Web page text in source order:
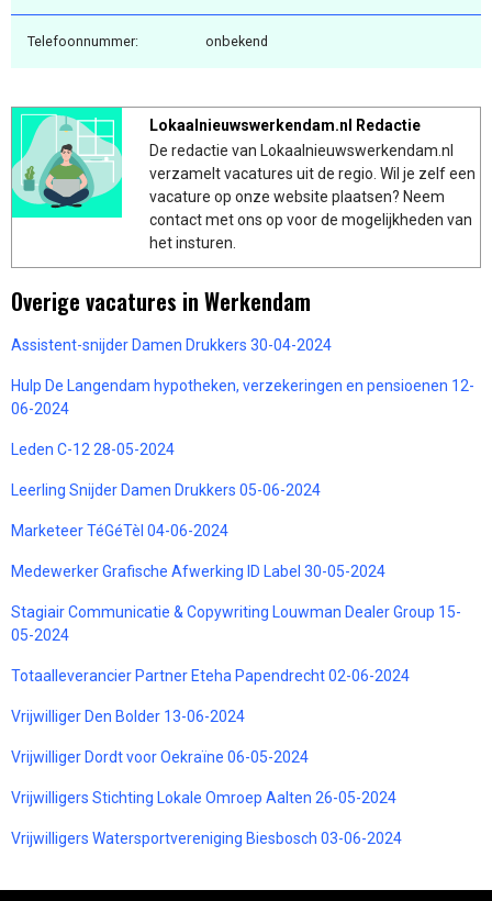
Telefoonnummer: onbekend
Lokaalnieuwswerkendam.nl Redactie
De redactie van Lokaalnieuwswerkendam.nl
verzamelt vacatures uit de regio. Wil je zelf een
vacature op onze website plaatsen? Neem
contact met ons op voor de mogelijkheden van
het insturen.
Overige vacatures in Werkendam
Assistent-snijder Damen Drukkers 30-04-2024
Hulp De Langendam hypotheken, verzekeringen en pensioenen 12-
06-2024
Leden C-12 28-05-2024
Leerling Snijder Damen Drukkers 05-06-2024
Marketeer TéGéTèl 04-06-2024
Medewerker Grafische Afwerking ID Label 30-05-2024
Stagiair Communicatie & Copywriting Louwman Dealer Group 15-
05-2024
Totaalleverancier Partner Eteha Papendrecht 02-06-2024
Vrijwilliger Den Bolder 13-06-2024
Vrijwilliger Dordt voor Oekraïne 06-05-2024
Vrijwilligers Stichting Lokale Omroep Aalten 26-05-2024
Vrijwilligers Watersportvereniging Biesbosch 03-06-2024